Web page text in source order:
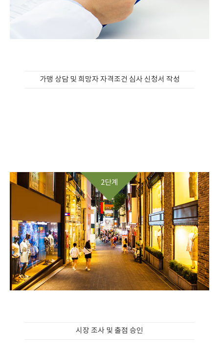
가맹 상담 및 희망자 자격조건 심사 신청서 작성
2단계
시장 조사 및 출점 승인